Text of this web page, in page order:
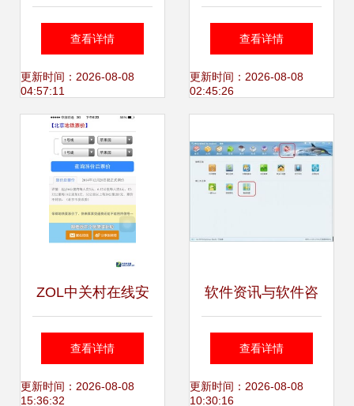
字化转型 核心需求
与软件选型指南
查看详情
更新时间：2026-08-08
04:57:11
携手 共筑软件咨询
新生态
查看详情
更新时间：2026-08-08
02:45:26
ZOL中关村在线安
卓软件资讯 科技爱
好者的必备指南
查看详情
更新时间：2026-08-08
15:36:32
软件资讯与软件咨
询 数字化时代的双
引擎
查看详情
更新时间：2026-08-08
10:30:16